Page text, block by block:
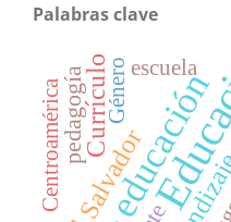
Palabras clave
educación
El Salvador
Currículo
pedagogía escuela
Género
Centroamérica